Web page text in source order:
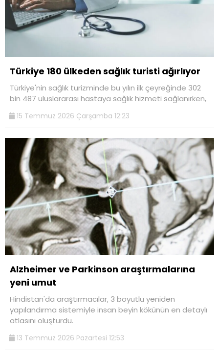
Türkiye 180 ülkeden sağlık turisti ağırlıyor
Türkiye'nin sağlık turizminde bu yılın ilk çeyreğinde 302
bin 487 uluslararası hastaya sağlık hizmeti sağlanırken,
15 Temmuz 2026 Çarşamba 12:23
Alzheimer ve Parkinson araştırmalarına
yeni umut
Hindistan'da araştırmacılar, 3 boyutlu yeniden
yapılandırma sistemiyle insan beyin kökünün en detaylı
atlasını oluşturdu.
13 Temmuz 2026 Pazartesi 12:53